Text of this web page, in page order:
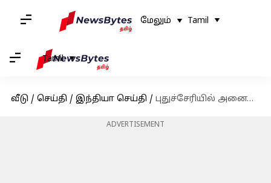
மேலும் Tamil
Tamil
வீடு / செய்தி / இந்தியா செய்தி / புதுச்சேரியில் அனைத்து உயர்கல்விக்கும் 100% கட்டண விலக்கு: கவர்னர் ஒப்புதல்
ADVERTISEMENT